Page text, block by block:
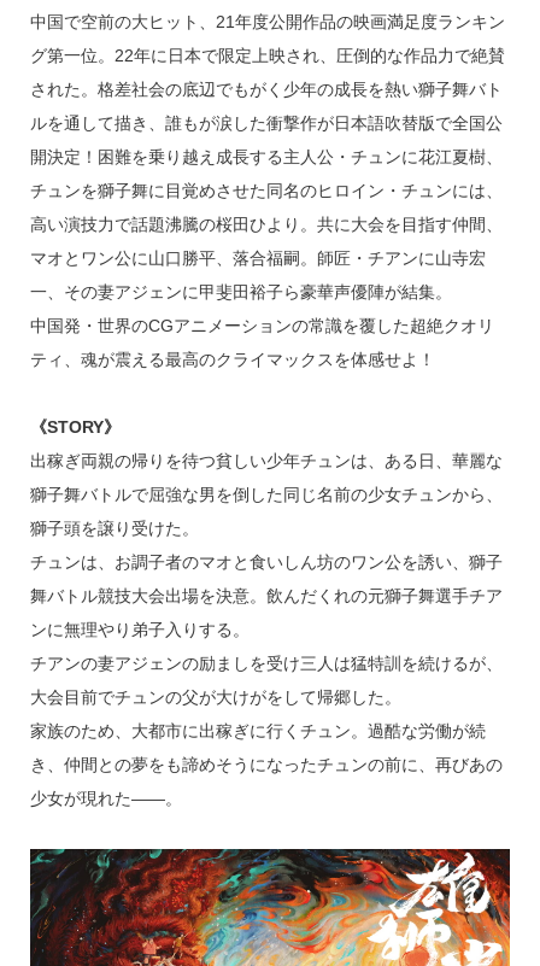
中国で空前の大ヒット、21年度公開作品の映画満足度ランキン
グ第一位。22年に日本で限定上映され、圧倒的な作品力で絶賛
された。格差社会の底辺でもがく少年の成長を熱い獅子舞バト
ルを通して描き、誰もが涙した衝撃作が日本語吹替版で全国公
開決定！困難を乗り越え成長する主人公・チュンに花江夏樹、
チュンを獅子舞に目覚めさせた同名のヒロイン・チュンには、
高い演技力で話題沸騰の桜田ひより。共に大会を目指す仲間、
マオとワン公に山口勝平、落合福嗣。師匠・チアンに山寺宏
一、その妻アジェンに甲斐田裕子ら豪華声優陣が結集。
中国発・世界のCGアニメーションの常識を覆した超絶クオリ
ティ、魂が震える最高のクライマックスを体感せよ！
《STORY》
出稼ぎ両親の帰りを待つ貧しい少年チュンは、ある日、華麗な
獅子舞バトルで屈強な男を倒した同じ名前の少女チュンから、
獅子頭を譲り受けた。
チュンは、お調子者のマオと食いしん坊のワン公を誘い、獅子
舞バトル競技大会出場を決意。飲んだくれの元獅子舞選手チア
ンに無理やり弟子入りする。
チアンの妻アジェンの励ましを受け三人は猛特訓を続けるが、
大会目前でチュンの父が大けがをして帰郷した。
家族のため、大都市に出稼ぎに行くチュン。過酷な労働が続
き、仲間との夢をも諦めそうになったチュンの前に、再びあの
少女が現れた――。